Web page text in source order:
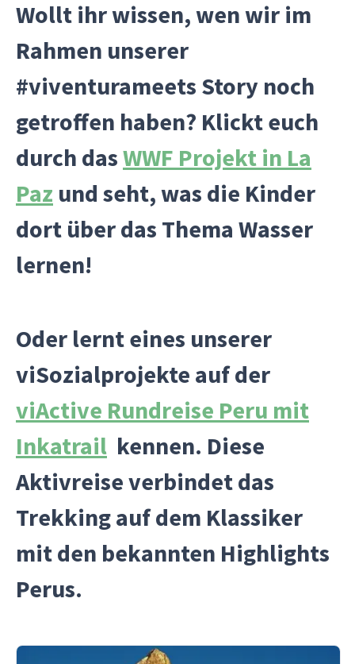
Wollt ihr wissen, wen wir im
Rahmen unserer
#viventurameets Story noch
getroffen haben? Klickt euch
durch dasWWF Projekt in La
Paz und seht, was die Kinder
dort über das Thema Wasser
lernen!
Oder lernt eines unserer
viSozialprojekte auf der
viActive Rundreise Peru mit
Inkatrail kennen. Diese
Aktivreise verbindet das
Trekking auf dem Klassiker
mit den bekannten Highlights
Perus.